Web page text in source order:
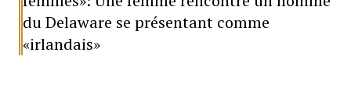
du Delaware se présentant comme
«irlandais»